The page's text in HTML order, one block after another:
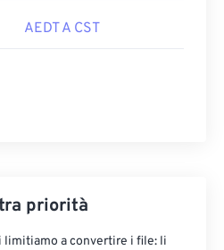
AEDT A CST
priorità
limitiamo a convertire i file: li